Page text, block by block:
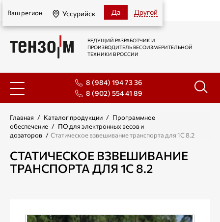
Уссурийск
Ваш регион Уссурийск Да Другой
ВЕДУЩИЙ РАЗРАБОТЧИК И
ПРОИЗВОДИТЕЛЬ ВЕСОИЗМЕРИТЕЛЬНОЙ
ТЕХНИКИ В РОССИИ
8 (984) 194 73 36
8 (902) 554 41 89
Главная / Каталог продукции / Программное
обеспечение / ПО для электронных весов и
дозаторов / Статическое взвешивание транспорта для 1С 8.2
СТАТИЧЕСКОЕ ВЗВЕШИВАНИЕ
ТРАНСПОРТА ДЛЯ 1С 8.2